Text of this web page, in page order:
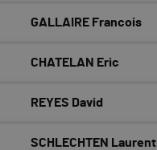
GALLAIRE Francois
CHATELAN Eric
REYES David
SCHLECHTEN Laurent